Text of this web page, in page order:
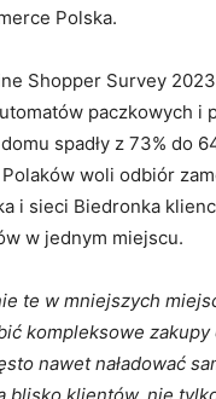
Polska.
Shopper Survey
paczkowych i
spadły z 73% do
woli odbiór
i sieci Biedronka
w jednym miejscu.
te w mniejszych
kompleksowe
nawet naładować